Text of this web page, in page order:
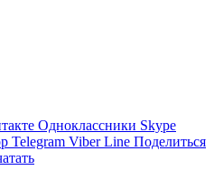
Одноклассники Skype
Telegram Viber Line Поделиться